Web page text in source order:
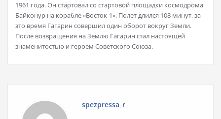
1961 года. Он стартовал со стартовой площадки космодрома
Байконур на корабле «Восток-1». Полет длился 108 минут, за
это время Гагарин совершил один оборот вокруг Земли.
После возвращения на Землю Гагарин стал настоящей
знаменитостью и героем Советского Союза.
spezpressa_r